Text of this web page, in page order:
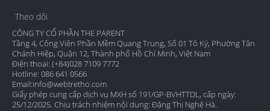
Theo dõi
CÔNG TY CỔ PHẦN THE PARENT
Tầng 4, Công Viên Phần Mềm Quang Trung, Số 01 Tô Ký, Phường Tân
Chánh Hiệp, Quận 12, Thành phố Hồ Chí Minh, Việt Nam
Điện thoại: (+84)028 7109 7772
Hotline: 086 641 0566
Email:info@webtretho.com
Giấy phép cung cấp dịch vụ MXH số 191/GP-BVHTTDL, cấp ngày:
25/12/2025. Chịu trách nhiệm nội dung: Đặng Thị Nghệ Hà.